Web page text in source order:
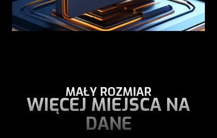
MAŁY ROZMIAR
WIĘCEJ MIEJSCA NA
DANE